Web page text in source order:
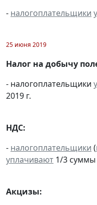
- налогоплательщики
25 июня 2019
Налог на добычу
- налогоплательщики
2019 г.
НДС:
- налогоплательщики (
уплачивают 1/3 суммы
Акцизы: